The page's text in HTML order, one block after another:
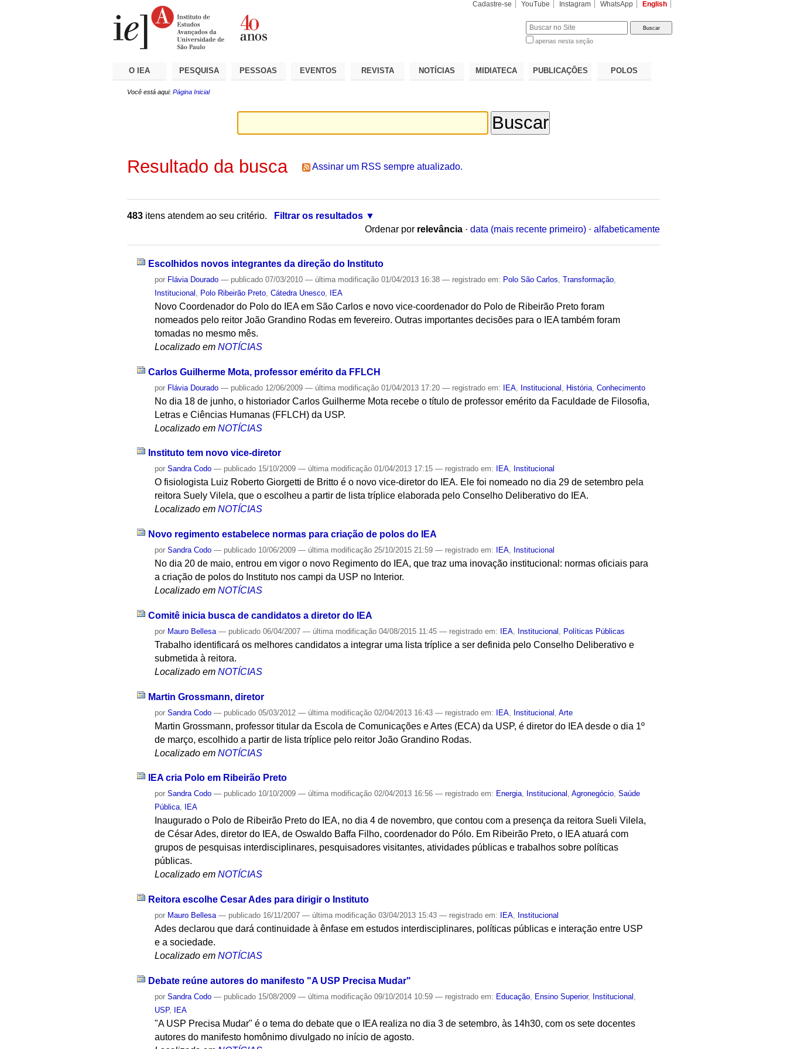
Cadastre-se YouTube Instagram WhatsApp English
apenas nesta seção
O IEA PESQUISA PESSOAS EVENTOS REVISTA NOTÍCIAS MIDIATECA PUBLICAÇÕES POLOS
Você está aqui: Página Inicial
Resultado da busca Assinar um RSS sempre atualizado.
483 itens atendem ao seu critério.
Filtrar os resultados
Ordenar por relevância · data (mais recente primeiro) · alfabeticamente
Escolhidos novos integrantes da direção do Instituto
por Flávia Dourado — publicado 07/03/2010— última modificação 01/04/2013 16:38— registrado em: Polo São Carlos ,Transformação
Institucional
Polo Ribeirão Preto ,Cátedra Unesco IEA
Novo Coordenador do Polo do IEA em São Carlos e novo vice-coordenador do Polo de Ribeirão Preto foram
nomeados pelo reitor João Grandino Rodas em fevereiro. Outras importantes decisões para o IEA também foram
tomadas no mesmo mês.
Localizado em NOTÍCIAS
Carlos Guilherme Mota, professor emérito da FFLCH
por Flávia Dourado — publicado 12/06/2009— última modificação 01/04/2013 17:20— registrado em: IEA Institucional História ,Conhecimento
No dia 18 de junho, o historiador Carlos Guilherme Mota recebe o título de professor emérito da Faculdade de Filosofia,
Letras e Ciências Humanas (FFLCH) da USP.
Localizado em NOTÍCIAS
Instituto tem novo vice-diretor
porSandra Codo — publicado 15/10/2009— última modificação 01/04/2013 17:15— registrado em: IEA, Institucional
O fisiologista Luiz Roberto Giorgetti de Britto é o novo vice-diretor do IEA. Ele foi nomeado no dia 29 de setembro pela
reitora Suely Vilela, que o escolheu a partir de lista tríplice elaborada pelo Conselho Deliberativo do IEA.
Localizado em NOTÍCIAS
Novo regimento estabelece normas para criação de polos do IEA
porSandra Codo — publicado 10/06/2009— última modificação 25/10/2015 21:59— registrado em: IEA, Institucional
No dia 20 de maio, entrou em vigor o novo Regimento do IEA, que traz uma inovação institucional: normas oficiais para
a criação de polos do Instituto nos campi da USP no Interior.
Localizado em NOTÍCIAS
Comitê inicia busca de candidatos a diretor do IEA
por Mauro Bellesa — publicado 06/04/2007— última modificação 04/08/2015 11:45— registrado em: IEA Institucional Políticas Públicas
Trabalho identificará os melhores candidatos a integrar uma lista tríplice a ser definida pelo Conselho Deliberativo e
submetida à reitora.
Localizado em NOTÍCIAS
Martin Grossmann, diretor
porSandra Codo — publicado 05/03/2012— última modificação 02/04/2013 16:43— registrado em: IEA Institucional ,Arte
Martin Grossmann, professor titular da Escola de Comunicações e Artes (ECA) da USP, é diretor do IEA desde o dia 1º
de março, escolhido a partir de lista tríplice pelo reitor João Grandino Rodas.
Localizado em NOTÍCIAS
IEA cria Polo em Ribeirão Preto
porSandra Codo — publicado 10/10/2009— última modificação 02/04/2013 16:56— registrado em: Energia, Institucional ,Agronegócio,Saúde
Pública, IEA
Inaugurado o Polo de Ribeirão Preto do IEA, no dia 4 de novembro, que contou com a presença da reitora Sueli Vilela,
de César Ades, diretor do IEA, de Oswaldo Baffa Filho, coordenador do Pólo. Em Ribeirão Preto, o IEA atuará com
grupos de pesquisas interdisciplinares, pesquisadores visitantes, atividades públicas e trabalhos sobre políticas
públicas.
Localizado em NOTÍCIAS
Reitora escolhe Cesar Ades para dirigir o Instituto
por Mauro Bellesa — publicado 16/11/2007— última modificação 03/04/2013 15:43— registrado em: IEA Institucional
Ades declarou que dará continuidade à ênfase em estudos interdisciplinares, políticas públicas e interação entre USP
e a sociedade.
Localizado em NOTÍCIAS
Debate reúne autores do manifesto "A USP Precisa Mudar"
porSandra Codo — publicado 15/08/2009— última modificação 09/10/2014 10:59— registrado em: Educação Ensino Superior, Institucional
USP, IEA
"A USP Precisa Mudar" é o tema do debate que o IEA realiza no dia 3 de setembro, às 14h30, com os sete docentes
autores do manifesto homônimo divulgado no início de agosto.